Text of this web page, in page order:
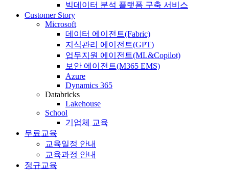
빅데이터 분석 플랫폼 구축 서비스
Customer Story
Microsoft
데이터 에이전트(Fabric)
지식관리 에이전트(GPT)
업무지원 에이전트(ML&Copilot)
보안 에이전트(M365 EMS)
Azure
Dynamics 365
Databricks
Lakehouse
School
기업체 교육
무료교육
교육일정 안내
교육과정 안내
정규교육